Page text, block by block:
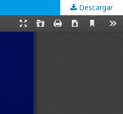
Descargar